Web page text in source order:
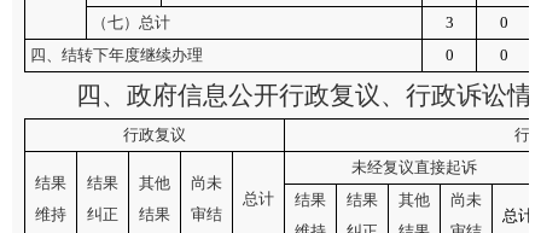
（七）总计
3
0
四、结转下年度继续办理
0 0
四、政府信息公开行政复议、行政诉讼情
行政复议 行
结果
维持
结果
纠正
其他
结果
尚未
审结
总计
未经复议直接起诉
结果
结果
其他
尚未
总计